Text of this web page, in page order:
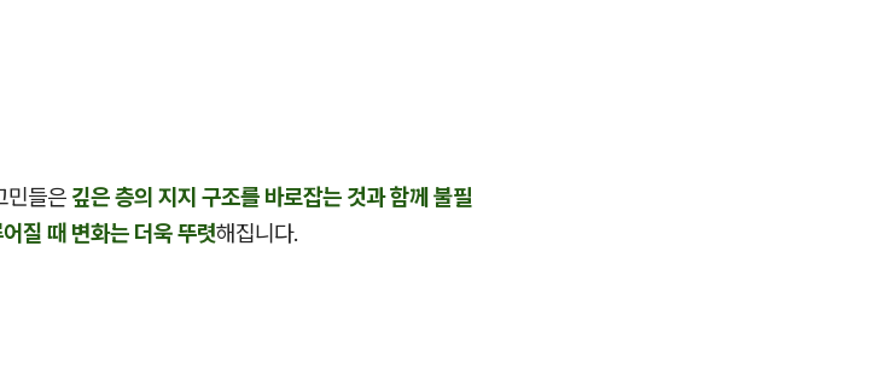
민들은 깊은 층의 지지 구조를 바로잡는 것과 함께 불필
질 때 변화는 더욱 뚜렷해집니다.